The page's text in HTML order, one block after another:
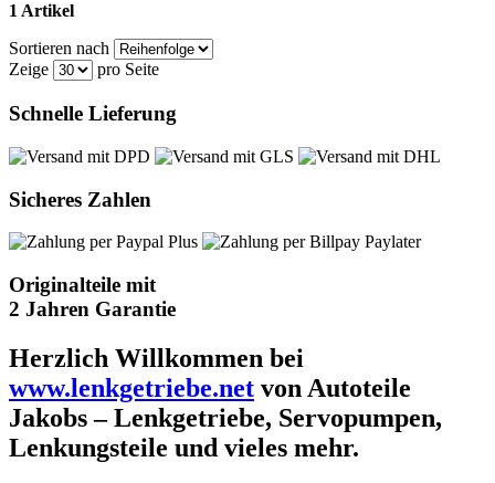
1 Artikel
Sortieren nach
Zeige
pro Seite
Schnelle Lieferung
Sicheres Zahlen
Originalteile mit
2 Jahren Garantie
Herzlich Willkommen bei
www.lenkgetriebe.net von Autoteile
Jakobs – Lenkgetriebe, Servopumpen,
Lenkungsteile und vieles mehr.